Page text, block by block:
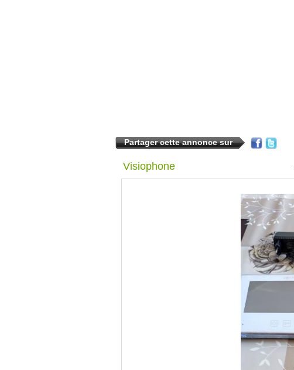
Partager cette annonce sur
Visiophone